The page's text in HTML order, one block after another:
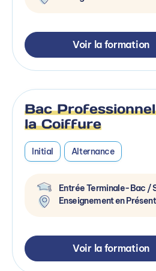
Voir la formation
Bac
la Coiffure
Initial Alternance
Entrée Terminale-Bac /
Enseignement en
Voir la formation